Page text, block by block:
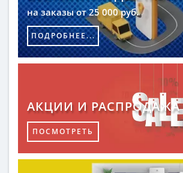
на заказы от 25 000 руб.
ПОДРОБНЕЕ...
АКЦИИ И РАСПРОДАЖА
ПОСМОТРЕТЬ